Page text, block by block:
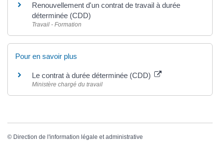
Renouvellement d'un contrat de travail à durée
déterminée (CDD)
Travail - Formation
Pour en savoir plus
Le contrat à durée déterminée (CDD)
Ministère chargé du travail
© Direction de l'information légale et administrative